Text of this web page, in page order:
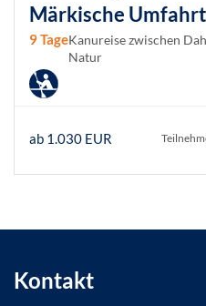
Märkische Umfahrt
9 TageKanureise zwischen
Natur
ab 1.030 EUR
Kontakt